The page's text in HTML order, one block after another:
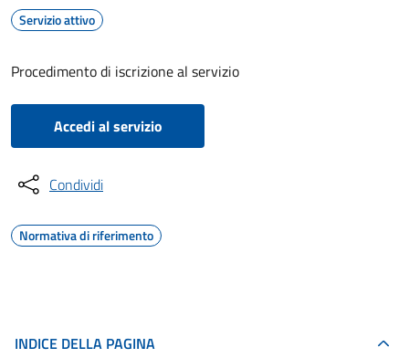
Servizio attivo
Procedimento di iscrizione al servizio
Accedi al servizio
Condividi
Normativa di riferimento
INDICE DELLA PAGINA